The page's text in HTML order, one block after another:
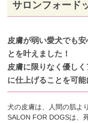
サロンフォード
皮膚が弱い愛犬でも
とを叶えました！
皮膚に限りなく優し
に仕上げることを可能
犬の皮膚は、人間の肌よ
SALON FOR DOGSは、